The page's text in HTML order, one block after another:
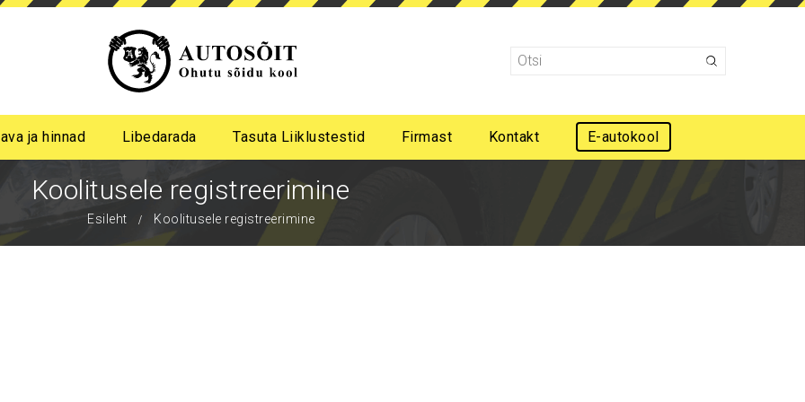
ja hinnad Libedarada Tasuta Liiklustestid Firmast Kontakt E-autokool
Koolitusele registreerimine
Esileht Koolitusele registreerimine